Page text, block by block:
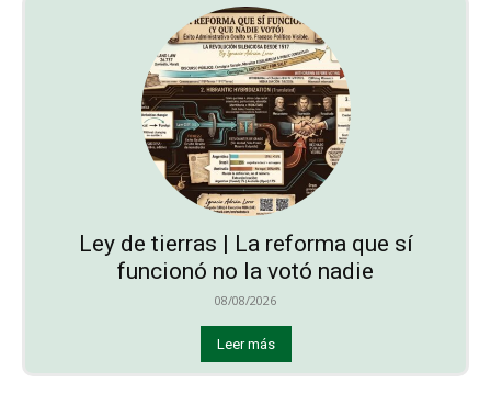
Ley de tierras | La reforma que sí
funcionó no la votó nadie
08/08/2026
Leer más